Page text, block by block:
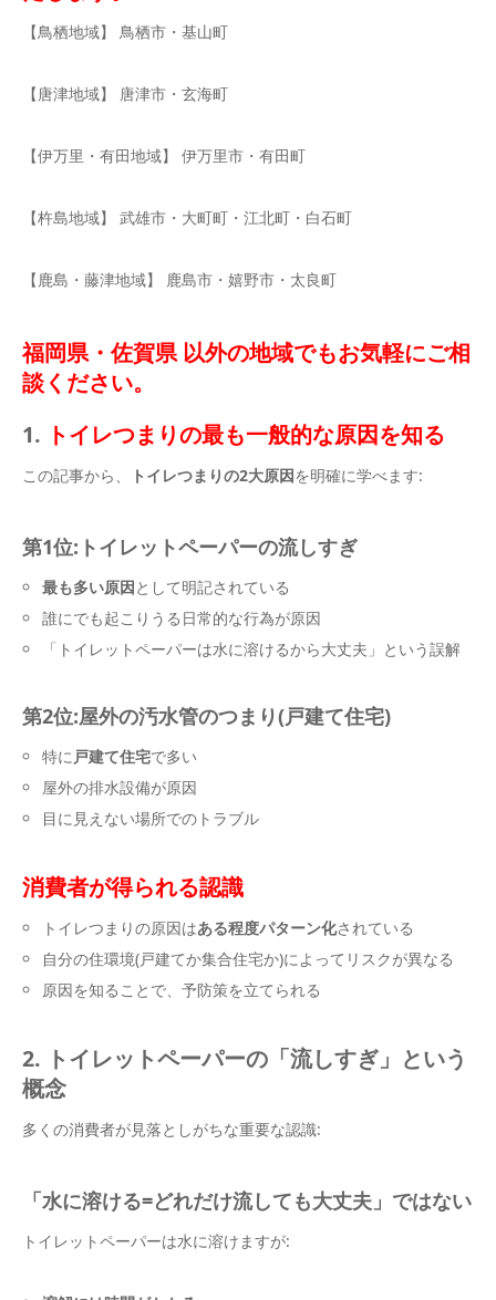
【鳥栖地域】 鳥栖市・基山町
【唐津地域】 唐津市・玄海町
【伊万里・有田地域】 伊万里市・有田町
【杵島地域】 武雄市・大町町・江北町・白石町
【鹿島・藤津地域】 鹿島市・嬉野市・太良町
福岡県・佐賀県 以外の地域でもお気軽にご相
談ください。
1. トイレつまりの最も一般的な原因を知る
この記事から、 トイレつまりの2大原因を明確に学べます:
第1位:トイレットペーパーの流しすぎ
最も多い原因として明記されている
誰にでも起こりうる日常的な行為が原因
「トイレットペーパーは水に溶けるから大丈夫」という誤解
第2位:屋外の汚水管のつまり(戸建て住宅)
特に戸建て住宅で多い
屋外の排水設備が原因
目に見えない場所でのトラブル
消費者が得られる認識
トイレつまりの原因はある程度パターン化されている
自分の住環境(戸建てか集合住宅か)によってリスクが異なる
原因を知ることで、予防策を立てられる
2. トイレットペーパーの「流しすぎ」という
概念
多くの消費者が見落としがちな重要な認識:
「水に溶ける=どれだけ流しても大丈夫」ではない
トイレットペーパーは水に溶けますが: